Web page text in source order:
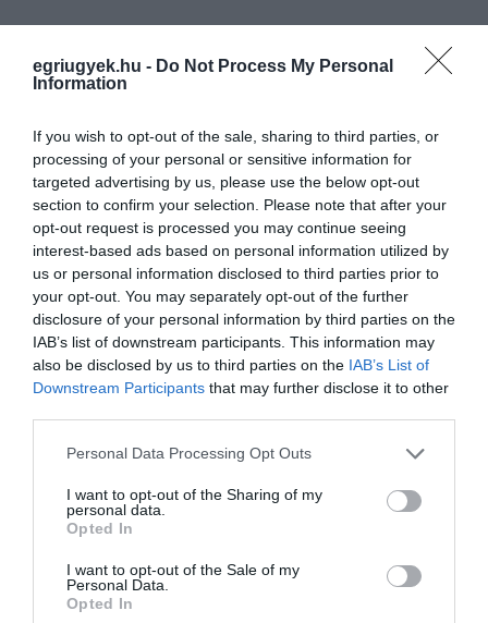
egriugyek.hu - Do Not Process My Personal
Information
If you wish to opt-out of the sale, sharing to third parties, or
processing of your personal or sensitive information for
targeted advertising by us, please use the below opt-out
section to confirm your selection. Please note that after your
opt-out request is processed you may continue seeing
interest-based ads based on personal information utilized by
us or personal information disclosed to third parties prior to
your opt-out. You may separately opt-out of the further
disclosure of your personal information by third parties on the
IAB’s list of downstream participants. This information may
also be disclosed by us to third parties on the IAB’s List of
Downstream Participants that may further disclose it to other
Please note that this website/app uses one or more Google
not limited to your visit or usage behaviour. You may click to
grant or deny consent to Google and its third-party tags to
use your data for below specified purposes in below Google
consent section.
Personal Data Processing Opt Outs
I want to opt-out of the Sharing of my
personal data.
Opted In
I want to opt-out of the Sale of my
Personal Data.
Opted In
Legfrissebb híreink
ÚJ MAGYAR KÜLÜGYI STRATÉGIA KÉSZÜL,
TELJES SZAKÍTÁS JÖN A...
2026. augusztus 08|Mindenki ügye
TATA ELBŰVÖLŐ LÁTVÁNYOSSÁGAI,
TÖBB MINT EGY HÓNAP IS LEHET, MIRE